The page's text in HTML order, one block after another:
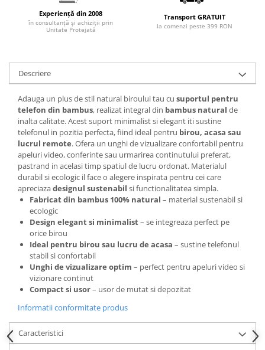
Articole pentru baie
Articole pentru bucatarie
Hartie igienica, prosoape hartie si
dispensere
geamuri, mobila
Articole pentru birou, suprafete,
pardoseli
Intretinere si odorizante masina
Saci de gunoi
Accesorii pentru curatenie
Tipografie si stampile
Formulare tipizate
Caiete si blocnotesuri
personalizate
Stampile, tusiere si tus
Protectia muncii si Imbracaminte
Imbracaminte
Tricouri
Bluze & Pulovere
Experiență din 2008
în consultanță și achiziții prin
Unitate Protejată
Transport GRATUIT
la comenzi peste 399 RON
Descriere
Adauga un plus de stil natural biroului tau cu suportul pentru
telefon din bambus, realizat integral din bambus natural de
inalta calitate. Acest suport minimalist si elegant iti sustine
telefonul in pozitia perfecta, fiind ideal pentru birou, acasa sau
lucrul remote. Ofera un unghi de vizualizare confortabil pentru
apeluri video, conferinte sau urmarirea continutului preferat,
pastrand in acelasi timp spatiul de lucru ordonat. Materialul
durabil si ecologic il face o alegere inspirata pentru cei care
apreciazadesignul sustenabil si functionalitatea simpla.
Fabricat din bambus 100% natural – material sustenabil si
ecologic
Design elegant si minimalist– se integreaza perfect pe
orice birou
Ideal pentru birou sau lucru de acasa – sustine telefonul
stabil si confortabil
Unghi de vizualizare optim – perfect pentru apeluri video si
vizionare continut
Compact si usor– usor de mutat si depozitat
Informatii conformitate produs
Caracteristici